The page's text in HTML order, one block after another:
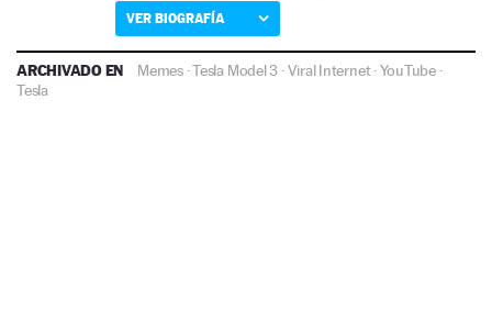
VER BIOGRAFÍA
ARCHIVADO EN Memes·Tesla Model 3 ·Viral Internet·YouTube ·
Tesla